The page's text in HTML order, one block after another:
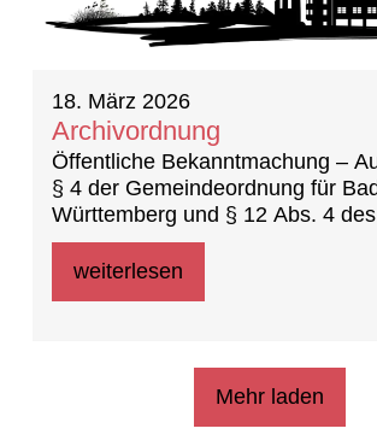
18. März 2026
Archivordnung
Öffentliche Bekanntmachung –
§ 4 der Gemeindeordnung für
Württemberg und § 12 Abs. 4 des
Landesarchivgesetzes
Gemeinderat in der öffentlichen
weiterlesen
Mehr laden